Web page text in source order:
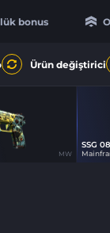
bonus
Ürün değiştirici
MW
SSG 08